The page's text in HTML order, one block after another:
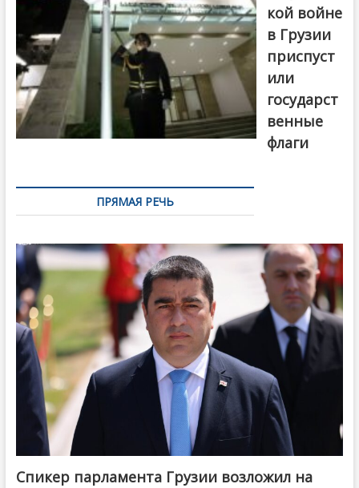
кой войне
в Грузии
приспуст
или
государст
венные
флаги
ПРЯМАЯ РЕЧЬ
Спикер парламента Грузии возложил на